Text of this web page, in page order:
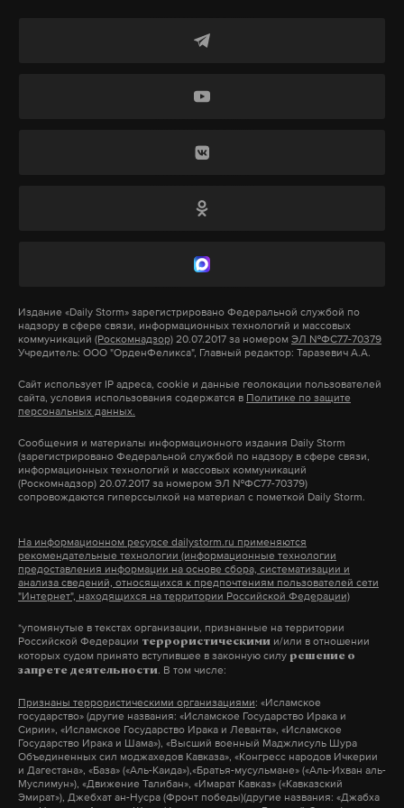
Многие говорили, что она агрессивная, но это не
и открытой... Она — моя лучшая напарница... У нас
«Московский комсомолец»
Илона Новоселова заявила о своих
в седьмом сезоне популярного мистического шоу
«Битва экстрасенсов». В 2008 году девушка резко
заявила, что видела знак и теперь под страхом
смерти должна покинуть шоу. Однако спустя год
Новоселова вновь решила испытать себя. Тогда
она заняла второе место, уступив Алексею
Похабову.
Подпишитесь на Daily Storm вMAX. Он
работает там, где тормозит интернет.
А еще мы есть вTelegram,ДзениVK.
Макс Telegram
Кадр видео "Экстрасенсы ведут расследование
Скриншот © Daily Storm
Издание «Daily Storm» зарегистрировано Федеральной службой по
надзору в сфере связи, информационных технологий и массовых
коммуникаций (Роскомнадзор) 20.07.2017 за номером ЭЛ №ФС77-70379
Учредитель: ООО "ОрденФеликса", Главный редактор: Таразевич А.А.
Сайт использует IP адреса, cookie и данные геолокации пользователей
сайта, условия использования содержатся в Политике по защите
персональных данных.
Сообщения и материалы информационного издания Daily Storm
(зарегистрировано Федеральной службой по надзору в сфере связи,
информационных технологий и массовых коммуникаций
(Роскомнадзор) 20.07.2017 за номером ЭЛ №ФС77-70379)
сопровождаются гиперссылкой на материал с пометкой Daily Storm.
На информационном ресурсе dailystorm.ru применяются
рекомендательные технологии (информационные технологии
предоставления информации на основе сбора, систематизации и
анализа сведений, относящихся к предпочтениям пользователей сети
"Интернет", находящихся на территории Российской Федерации)
*упомянутые в текстах организации, признанные на территории
Российской Федерации террористическими и/или в отношении
которых судом принято вступившее в законную силу решение о
запрете деятельности. В том числе:
Признаны террористическими организациями: «Исламское
государство» (другие названия: «Исламское Государство Ирака и
Сирии», «Исламское Государство Ирака и Леванта», «Исламское
Государство Ирака и Шама»), «Высший военный Маджлисуль Шура
Объединенных сил моджахедов Кавказа», «Конгресс народов Ичкерии
и Дагестана», «База» («Аль-Каида»),«Братья-мусульмане» («Аль-Ихван аль-
Муслимун»), «Движение Талибан», «Имарат Кавказ» («Кавказский
Эмират»), Джебхат ан-Нусра (Фронт победы)(другие названия: «Джабха